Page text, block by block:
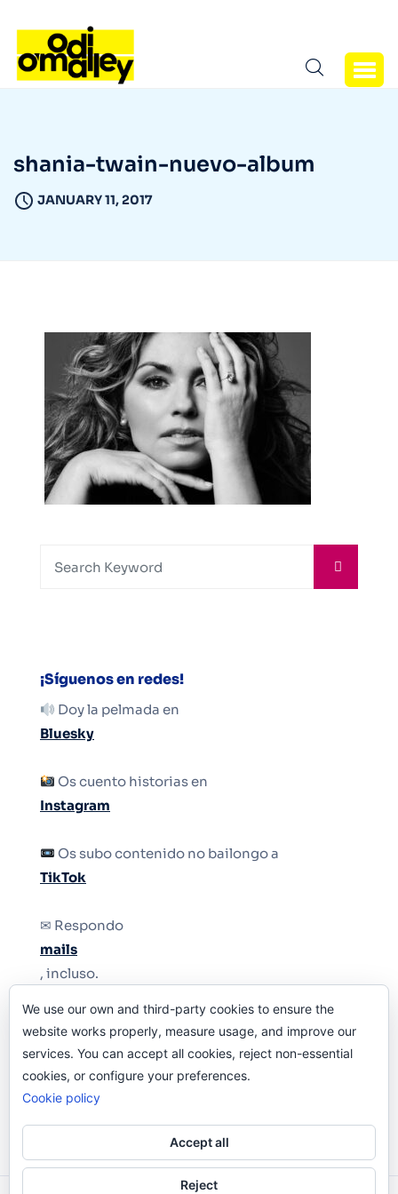
shania-twain-nuevo-album
JANUARY 11, 2017
¡Síguenos en redes!
Doy la pelmada en
Bluesky
Os cuento historias en
Instagram
Os subo contenido no bailongo a
TikTok
✉ Respondo
mails
, incluso.
Y si una persona no puede tener teléfono, que
le quiten el teléfono.
We use our own and third-party cookies to ensure the
website works properly, measure usage, and improve our
services. You can accept all cookies, reject non-essential
cookies, or configure your preferences.
Cookie policy
Accept all
Reject